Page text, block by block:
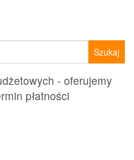
- oferujemy
płatności